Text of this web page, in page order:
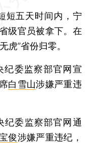
五天时间内，宁
级官员被拿下。在
虎”省份归零。
委监察部官网宣
白雪山涉嫌严重违
委监察部官网通
俊涉嫌严重违纪，